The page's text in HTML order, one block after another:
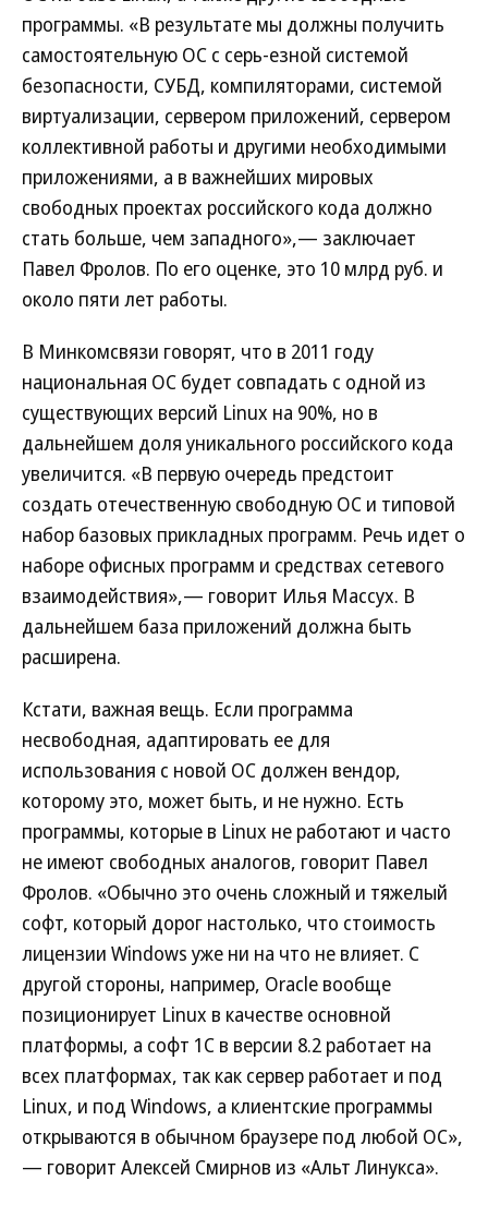
программы. «В результате мы должны получить
самостоятельную ОС с серь-езной системой
безопасности, СУБД, компиляторами, системой
виртуализации, сервером приложений, сервером
коллективной работы и другими необходимыми
приложениями, а в важнейших мировых
свободных проектах российского кода должно
стать больше, чем западного»,— заключает
Павел Фролов. По его оценке, это 10 млрд руб. и
около пяти лет работы.
В Минкомсвязи говорят, что в 2011 году
национальная ОС будет совпадать с одной из
существующих версий Linux на 90%, но в
дальнейшем доля уникального российского кода
увеличится. «В первую очередь предстоит
создать отечественную свободную ОС и типовой
набор базовых прикладных программ. Речь идет о
наборе офисных программ и средствах сетевого
взаимодействия»,— говорит Илья Массух. В
дальнейшем база приложений должна быть
расширена.
Кстати, важная вещь. Если программа
несвободная, адаптировать ее для
использования с новой ОС должен вендор,
которому это, может быть, и не нужно. Есть
программы, которые в Linux не работают и часто
не имеют свободных аналогов, говорит Павел
Фролов. «Обычно это очень сложный и тяжелый
софт, который дорог настолько, что стоимость
лицензии Windows уже ни на что не влияет. С
другой стороны, например, Oracle вообще
позиционирует Linux в качестве основной
платформы, а софт 1С в версии 8.2 работает на
всех платформах, так как сервер работает и под
Linux, и под Windows, а клиентские программы
открываются в обычном браузере под любой ОС»,
— говорит Алексей Смирнов из «Альт Линукса».